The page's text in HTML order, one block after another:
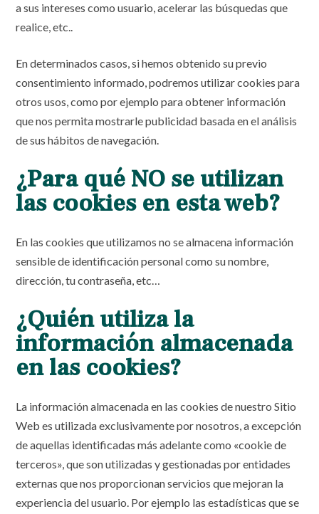
a sus intereses como usuario, acelerar las búsquedas que
realice, etc..
En determinados casos, si hemos obtenido su previo
consentimiento informado, podremos utilizar cookies para
otros usos, como por ejemplo para obtener información
que nos permita mostrarle publicidad basada en el análisis
de sus hábitos de navegación.
¿Para qué NO se utilizan
las cookies en esta web?
En las cookies que utilizamos no se almacena información
sensible de identificación personal como su nombre,
dirección, tu contraseña, etc…
¿Quién utiliza la
información almacenada
en las cookies?
La información almacenada en las cookies de nuestro Sitio
Web es utilizada exclusivamente por nosotros, a excepción
de aquellas identificadas más adelante como «cookie de
terceros», que son utilizadas y gestionadas por entidades
externas que nos proporcionan servicios que mejoran la
experiencia del usuario. Por ejemplo las estadísticas que se